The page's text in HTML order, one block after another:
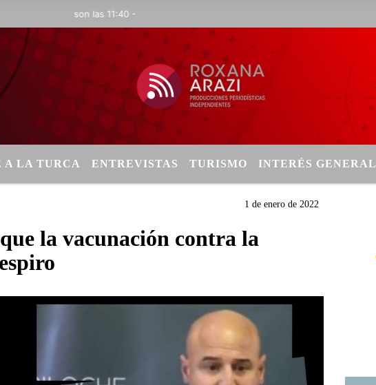
de 2026 y son las 11:40 -
A LA TURCA ENTREVISTAS TURISMO INTERÉS GENERAL
1 de enero de 2022
la vacunación contra la